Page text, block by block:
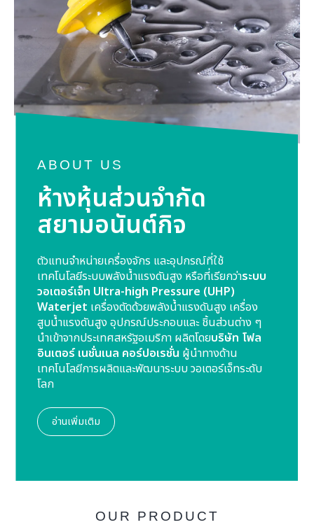
ABOUT US
ห้างหุ้นส่วนจำกัด
สยามอนันต์กิจ
ตัวแทนจำหน่ายเครื่องจักร และอุปกรณ์ที่ใช้
เทคโนโลยีระบบพลังน้ำแรงดันสูง หรือที่เรียกว่าระบบ
วอเตอร์เจ็ท Ultra-high Pressure (UHP)
Waterjet เครื่องตัดด้วยพลังน้ำแรงดันสูง เครื่อง
สูบน้ำแรงดันสูง อุปกรณ์ประกอบและ ชิ้นส่วนต่าง ๆ
นำเข้าจากประเทศสหรัฐอเมริกา ผลิตโดยบริษัท โฟล
อินเตอร์ เนชั่นเนล คอร์ปอเรชั่น ผู้นำทางด้าน
เทคโนโลยีการผลิตและพัฒนาระบบ วอเตอร์เจ็ทระดับ
โลก
อ่านเพิ่มเติม
OUR PRODUCT